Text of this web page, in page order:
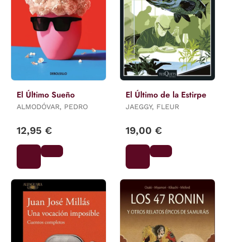
El Último Sueño
ALMODÓVAR, PEDRO
12,95 €
El Último de la Estirpe
JAEGGY, FLEUR
19,00 €